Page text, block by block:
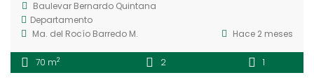
Baulevar Bernardo Quintana
Departamento
Ma. del Rocío Barredo M.
Hace 2 meses
70 m2 2 1